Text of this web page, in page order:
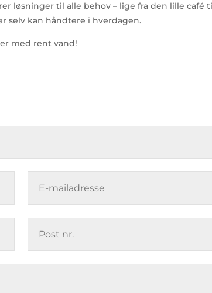
løsninger til alle behov – lige fra den lille
selv kan håndtere i hverdagen.
med rent vand!